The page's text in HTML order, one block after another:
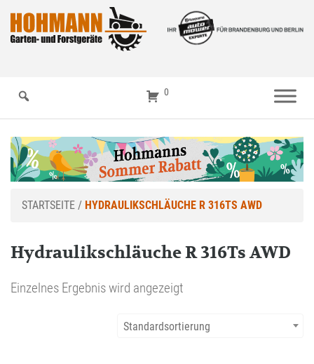
0
STARTSEITE / HYDRAULIKSCHLÄUCHE R 316TS AWD
Hydraulikschläuche R 316Ts AWD
Einzelnes Ergebnis wird angezeigt
Standardsortierung